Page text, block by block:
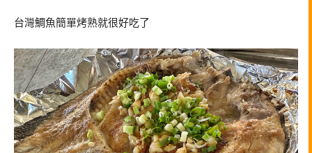
台灣鯛魚簡單烤熟就很好吃了